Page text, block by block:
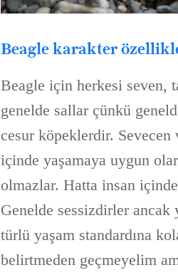
Beagle karakter
Beagle için herkesi seven,
genelde sallar çünkü
cesur köpeklerdir.
içinde yaşamaya uygun
olmazlar. Hatta insan
Genelde sessizdirler ancak
türlü yaşam standardına
belirtmeden geçmeyelim